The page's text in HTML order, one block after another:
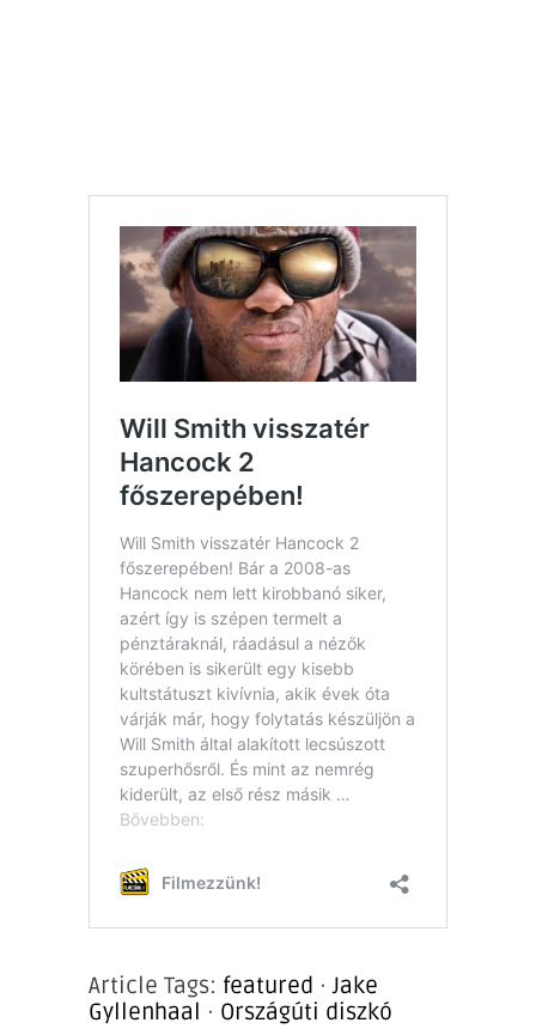
Article Tags: featured · Jake
Gyllenhaal · Országúti diszkó